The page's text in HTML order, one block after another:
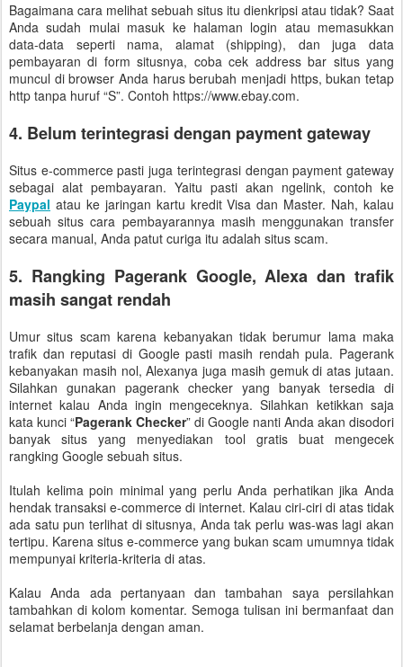
Bagaimana cara melihat sebuah situs itu dienkripsi atau tidak? Saat
Anda sudah mulai masuk ke halaman login atau memasukkan
data-data seperti nama, alamat (shipping), dan juga data
pembayaran di form situsnya, coba cek address bar situs yang
muncul di browser Anda harus berubah menjadi https, bukan tetap
http tanpa huruf “S”. Contoh https://www.ebay.com.
4. Belum terintegrasi dengan payment gateway
Situs e-commerce pasti juga terintegrasi dengan payment gateway
sebagai alat pembayaran. Yaitu pasti akan ngelink, contoh ke
Paypal atau ke jaringan kartu kredit Visa dan Master. Nah, kalau
sebuah situs cara pembayarannya masih menggunakan transfer
secara manual, Anda patut curiga itu adalah situs scam.
5. Rangking Pagerank Google, Alexa dan trafik
masih sangat rendah
Umur situs scam karena kebanyakan tidak berumur lama maka
trafik dan reputasi di Google pasti masih rendah pula. Pagerank
kebanyakan masih nol, Alexanya juga masih gemuk di atas jutaan.
Silahkan gunakan pagerank checker yang banyak tersedia di
internet kalau Anda ingin mengeceknya. Silahkan ketikkan saja
kata kunci “Pagerank Checker” di Google nanti Anda akan disodori
banyak situs yang menyediakan tool gratis buat mengecek
rangking Google sebuah situs.
Itulah kelima poin minimal yang perlu Anda perhatikan jika Anda
hendak transaksi e-commerce di internet. Kalau ciri-ciri di atas tidak
ada satu pun terlihat di situsnya, Anda tak perlu was-was lagi akan
tertipu. Karena situs e-commerce yang bukan scam umumnya tidak
mempunyai kriteria-kriteria di atas.
Kalau Anda ada pertanyaan dan tambahan saya persilahkan
tambahkan di kolom komentar. Semoga tulisan ini bermanfaat dan
selamat berbelanja dengan aman.